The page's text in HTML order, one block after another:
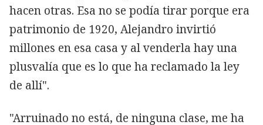
hacen otras. Esa no se podía tirar porque era
patrimonio de 1920, Alejandro invirtió
millones en esa casa y al venderla hay una
plusvalía que es lo que ha reclamado la ley
de allí".
"Arruinado no está, de ninguna clase, me ha